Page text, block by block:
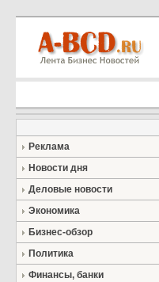
Реклама
Новости дня
Деловые новости
Экономика
Бизнес-обзор
Политика
Финансы, банки